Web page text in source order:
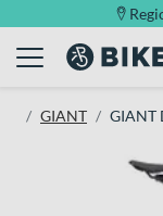
GIANT GIANT